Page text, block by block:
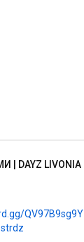
DAYZ LIVONIA
QV97B9sg9Y